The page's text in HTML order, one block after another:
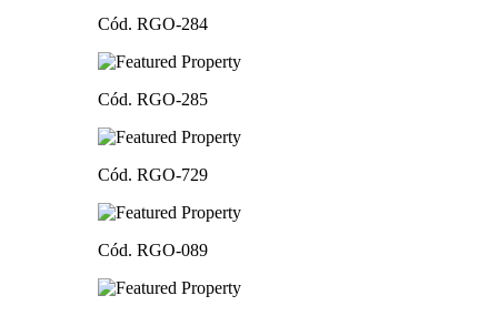
Cód. RGO-284
Cód. RGO-285
Cód. RGO-729
Cód. RGO-089